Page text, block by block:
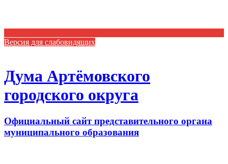
Версия для слабовидящих
Дума Артёмовского
городского округа
Официальный сайт представительного органа
муниципального образования